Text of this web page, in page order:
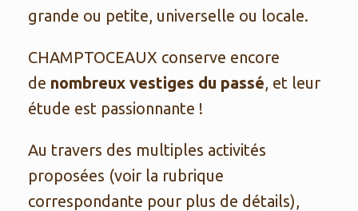
grande ou petite, universelle ou locale.
CHAMPTOCEAUX conserve encore
de nombreux vestiges du passé, et leur
étude est passionnante !
Au travers des multiples activités
proposées (voir la rubrique
correspondante pour plus de détails),